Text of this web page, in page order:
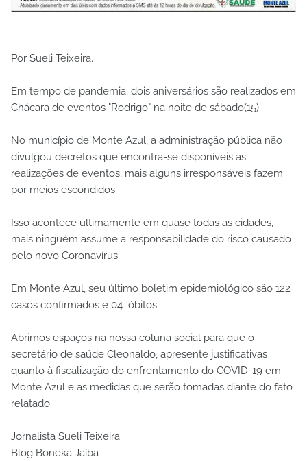
Por Sueli Teixeira.
Em tempo de pandemia, dois aniversários são realizados em
Chácara de eventos "Rodrigo" na noite de sábado(15).
No município de Monte Azul, a administração pública não
divulgou decretos que encontra-se disponíveis as
realizações de eventos, mais alguns irresponsáveis fazem
por meios escondidos.
Isso acontece ultimamente em quase todas as cidades,
mais ninguém assume a responsabilidade do risco causado
pelo novo Coronavírus.
Em Monte Azul, seu último boletim epidemiológico são 122
casos confirmados e 04 óbitos.
Abrimos espaços na nossa coluna social para que o
secretário de saúde Cleonaldo, apresente justificativas
quanto à fiscalização do enfrentamento do COVID-19 em
Monte Azul e as medidas que serão tomadas diante do fato
relatado.
Jornalista Sueli Teixeira
Blog Boneka Jaíba